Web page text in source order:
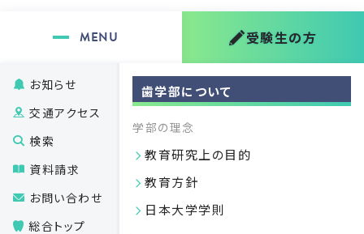
お知らせ
交通アクセス
検索
資料請求
お問い合わせ
総合トップ
歯学部について
学部の理念
教育研究上の目的
教育方針
日本大学学則
受験生の方
進級・卒業・原級
日本大学歯学部は学年進級制を採用しており、本学部が定
める進級判定及び単位認定要件に従って、各学年で設定さ
れたすべての単位を修得する必要があります。
進級判定及び単位認定
進級判定及び単位認定は、各授業科目の成績評価点・成績
評価表示について、下記の1～3の各号のすべてに該当する